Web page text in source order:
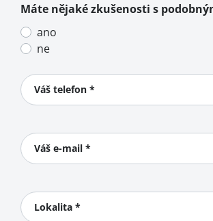
Máte nějaké zkušenosti s
ano
ne
Váš telefon *
Váš e-mail *
Lokalita *